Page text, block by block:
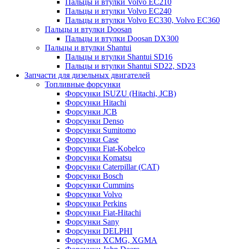
Пальцы и втулки Volvo EC240
Пальцы и втулки Volvo EC330, Volvo EC360
Пальцы и втулки Doosan
Пальцы и втулки Doosan DX300
Пальцы и втулки Shantui
Пальцы и втулки Shantui SD16
Пальцы и втулки Shantui SD22, SD23
Запчасти для дизельных двигателей
Топливные форсунки
Форсунки ISUZU (Hitachi, JCB)
Форсунки Hitachi
Форсунки JCB
Форсунки Denso
Форсунки Sumitomo
Форсунки Case
Форсунки Fiat-Kobelco
Форсунки Komatsu
Форсунки Caterpillar (CAT)
Форсунки Bosch
Форсунки Cummins
Форсунки Volvo
Форсунки Perkins
Форсунки Fiat-Hitachi
Форсунки Sany
Форсунки DELPHI
Форсунки XCMG, XGMA